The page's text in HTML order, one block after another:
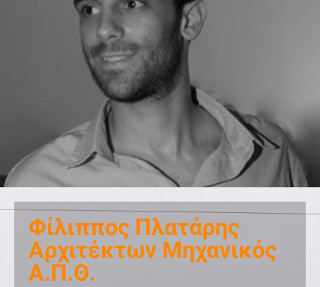
Φίλιππος Πλατάρης
Αρχιτέκτων Μηχανικός
Α.Π.Θ.